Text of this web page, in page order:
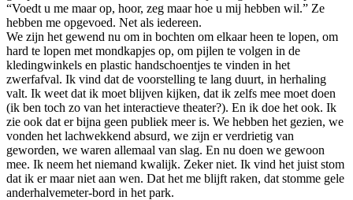
“Voedt u me maar op, hoor, zeg maar hoe u mij hebben wil.” Ze
hebben me opgevoed. Net als iedereen.
We zijn het gewend nu om in bochten om elkaar heen te lopen, om
hard te lopen met mondkapjes op, om pijlen te volgen in de
kledingwinkels en plastic handschoentjes te vinden in het
zwerfafval. Ik vind dat de voorstelling te lang duurt, in herhaling
valt. Ik weet dat ik moet blijven kijken, dat ik zelfs mee moet doen
(ik ben toch zo van het interactieve theater?). En ik doe het ook. Ik
zie ook dat er bijna geen publiek meer is. We hebben het gezien, we
vonden het lachwekkend absurd, we zijn er verdrietig van
geworden, we waren allemaal van slag. En nu doen we gewoon
mee. Ik neem het niemand kwalijk. Zeker niet. Ik vind het juist stom
dat ik er maar niet aan wen. Dat het me blijft raken, dat stomme gele
anderhalvemeter-bord in het park.